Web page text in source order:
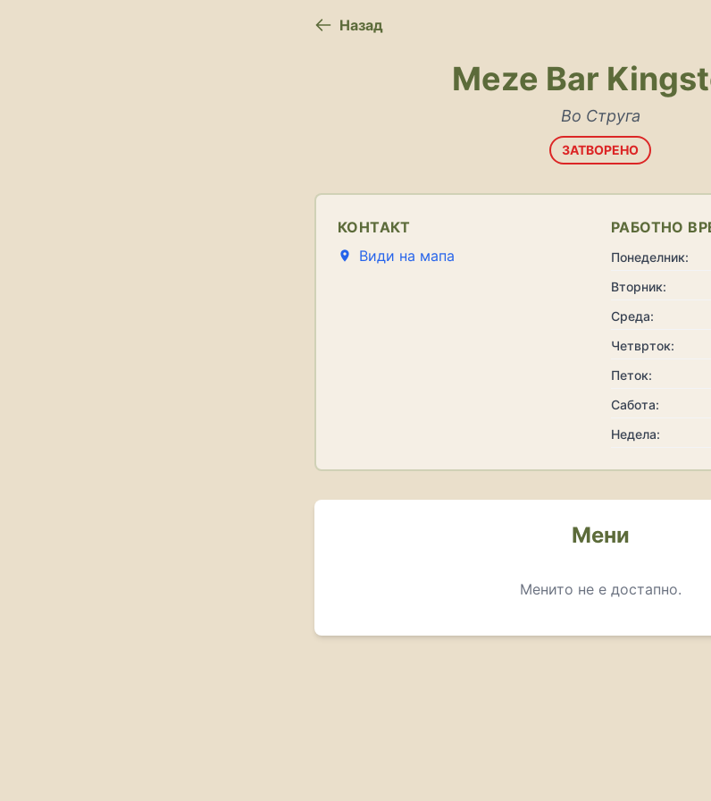
Назад
Meze Bar
Во Струга
ЗАТВОРЕНО
КОНТАКТ
Види на мапа
РАБОТНО
Понеделник:
Вторник:
Среда:
Четврток:
Петок:
Сабота:
Недела:
Мени
Менито не е достапно.